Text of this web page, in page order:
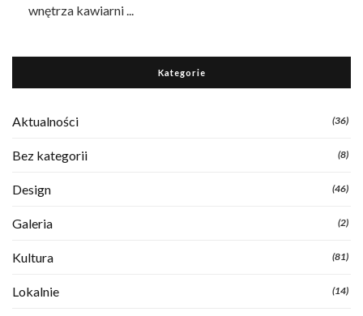
wnętrza kawiarni ...
Kategorie
Aktualności (36)
Bez kategorii (8)
Design (46)
Galeria (2)
Kultura (81)
Lokalnie (14)